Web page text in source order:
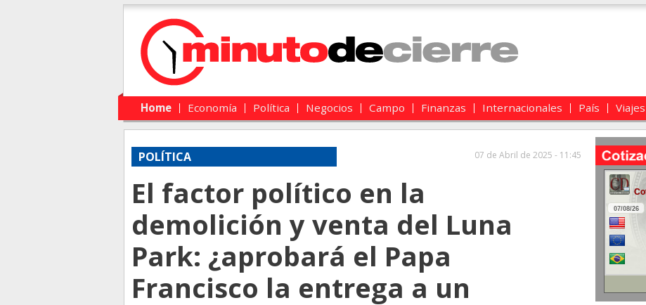
Main menu
Skip to primary content
Skip to secondary content
Home Economía Política Negocios Campo Finanzas Internacionales País Viajes
POLÍTICA 07 de Abril de 2025 - 11:45
El factor político en la
demolición y venta del Luna
Park: ¿aprobará el Papa
Francisco la entrega a un